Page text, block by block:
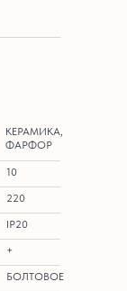
КЕРАМИКА,
ФАРФОР
10
220
IP20
+
БОЛТОВОЕ